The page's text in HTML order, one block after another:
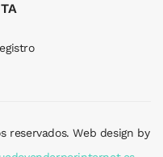
reservados. Web design by